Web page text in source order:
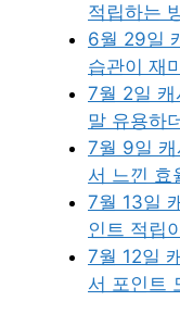
적립하는
6월 29일
습관이 재
7월 2일 캐
말 유용하
7월 9일 캐
서 느낀 효
7월 13일
인트 적립
7월 12일
서 포인트